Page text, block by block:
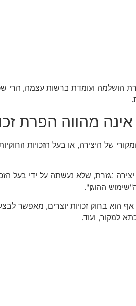
הושלמה ועומדת ברשות עצמה, הרי
מהווה הפרת
של היצירה, או בעל הזכויות
נגזרת, שלא נעשתה על ידי בעל
ההוגן".
הוא בחוק זכויות יוצרים, מאפשר
למקור, ועוד.